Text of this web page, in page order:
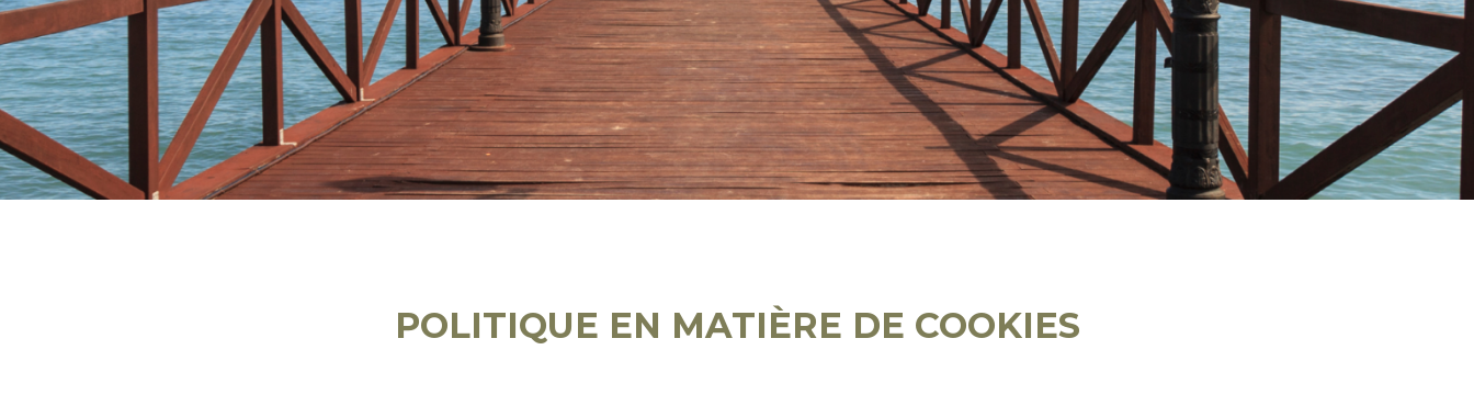
POLITIQUE EN MATIÈRE DE COOKIES